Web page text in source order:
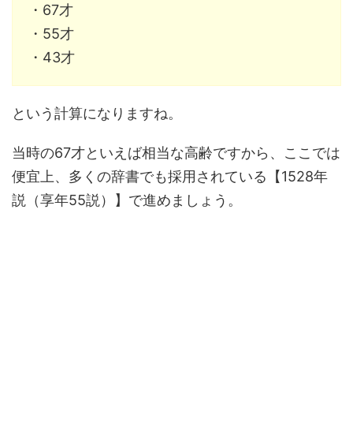
・67才
・55才
・43才
という計算になりますね。
当時の67才といえば相当な高齢ですから、ここでは
便宜上、多くの辞書でも採用されている【1528年
説（享年55説）】で進めましょう。